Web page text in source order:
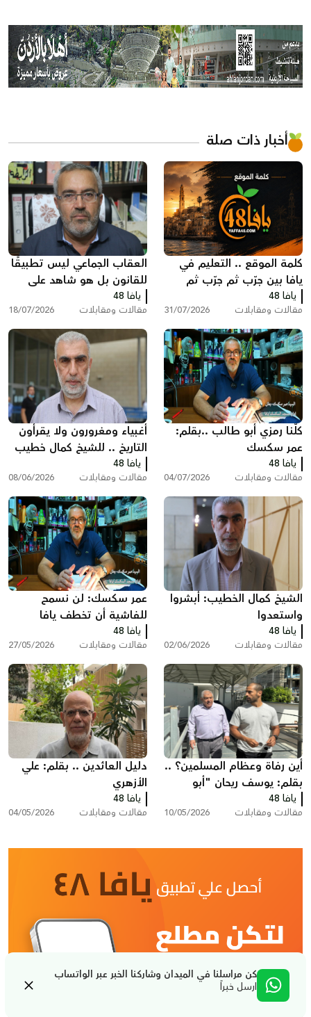
كن مراسلنا في الميدان وشاركنا الخبر عبر الواتساب
ارسل خبراً
أخبار ذات صلة
كلمة الموقع .. التعليم في
يافا بين جرّب ثم جرّب ثم
انظر ماذا سيحدث!
يافا 48
مقالات ومقابلات 31/07/2026
العقاب الجماعي ليس تطبيقًا
للقانون بل هو شاهد على
تخبط المؤسسه الرسمية
بقلم : عمر سكسك
يافا 48
مقالات ومقابلات 18/07/2026
كلّنا رمزي أبو طالب ..بقلم:
عمر سكسك
يافا 48
مقالات ومقابلات 04/07/2026
أغبياء ومغرورون ولا يقرأون
التاريخ .. للشيخ كمال خطيب
يافا 48
مقالات ومقابلات 08/06/2026
الشيخ كمال الخطيب: أبشروا
واستعدوا
يافا 48
مقالات ومقابلات 02/06/2026
عمر سكسك: لن نسمح
للفاشية أن تخطف يافا
وأحلام أولادنا
يافا 48
مقالات ومقابلات 27/05/2026
أين رفاة وعظام المسلمين؟ ..
بقلم: يوسف ريحان "أبو
حسام"
يافا 48
مقالات ومقابلات 10/05/2026
دليل العائدين .. بقلم: علي
الأزهري
يافا 48
مقالات ومقابلات 04/05/2026